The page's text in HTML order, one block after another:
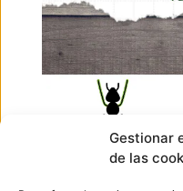
Gestionar
de las
Hormigueando ©